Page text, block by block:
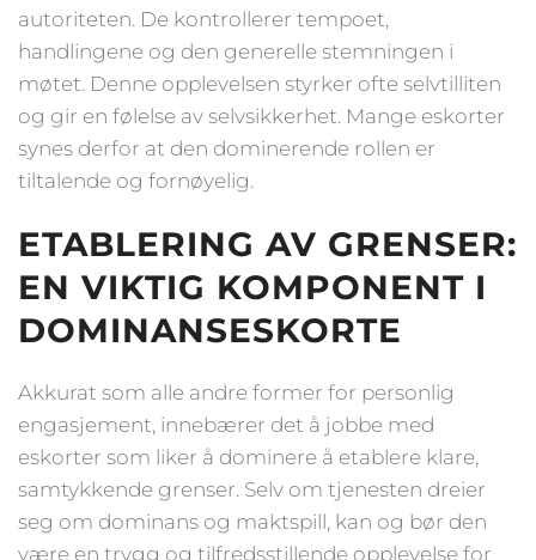
autoriteten. De kontrollerer tempoet,
handlingene og den generelle stemningen i
møtet. Denne opplevelsen styrker ofte selvtilliten
og gir en følelse av selvsikkerhet. Mange eskorter
synes derfor at den dominerende rollen er
tiltalende og fornøyelig.
ETABLERING AV GRENSER:
EN VIKTIG KOMPONENT I
DOMINANSESKORTE
Akkurat som alle andre former for personlig
engasjement, innebærer det å jobbe med
eskorter som liker å dominere å etablere klare,
samtykkende grenser. Selv om tjenesten dreier
seg om dominans og maktspill, kan og bør den
være en trygg og tilfredsstillende opplevelse for